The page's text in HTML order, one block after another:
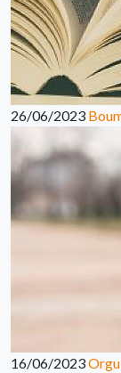
26/06/2023
16/06/2023